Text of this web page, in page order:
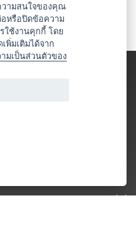
วามสนใจของคุณ
หรือปิดข้อความ
ใช้งานคุกกี้ โดย
พิ่มเติมได้จาก
มเป็นส่วนตัวของ